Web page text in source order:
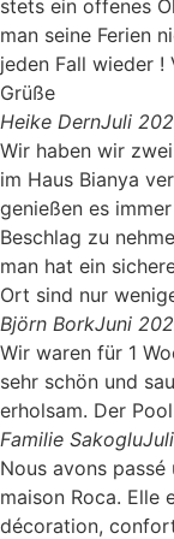
stets ein offenes
man seine Ferien
jeden Fall wieder !
Grüße
Heike DernJuli
Wir haben wir
im Haus Bianya
genießen es
Beschlag zu
man hat ein
Ort sind nur
Björn BorkJuni
Wir waren für 1
sehr schön und
erholsam. Der
Familie Sakoglu
Nous avons
maison Roca. Elle
décoration,